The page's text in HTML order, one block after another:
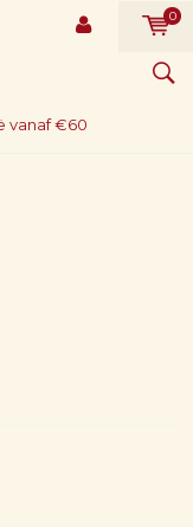
0
vanaf €60